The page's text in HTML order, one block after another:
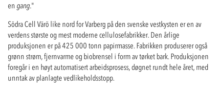
en gang."
Södra Cell Värö like nord for Varberg på den svenske vestkysten er en av
verdens største og mest moderne cellulosefabrikker. Den årlige
produksjonen er på 425 000 tonn papirmasse. Fabrikken produserer også
grønn strøm, fjernvarme og biobrensel i form av tørket bark. Produksjonen
foregår i en høyt automatisert arbeidsprosess, døgnet rundt hele året, med
unntak av planlagte vedlikeholdsstopp.